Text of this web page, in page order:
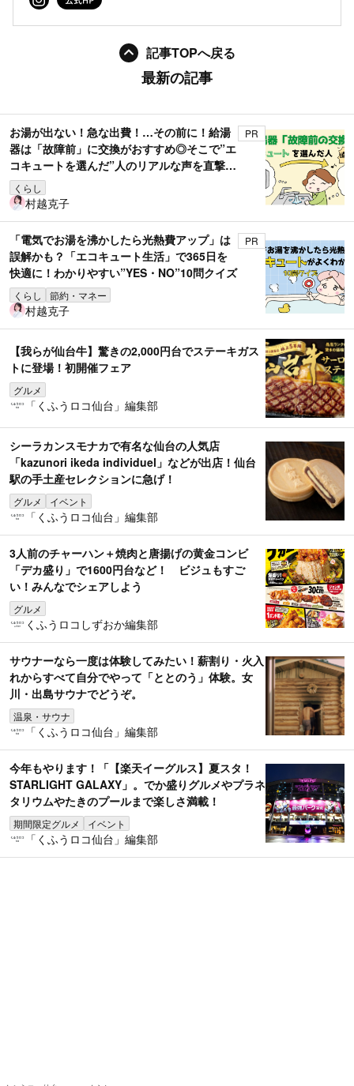
記事TOPへ戻る
最新の記事
お湯が出ない！急な出費！…その前に！給湯
器は「故障前」に交換がおすすめ◎そこで”エ
コキュートを選んだ”人のリアルな声を直撃取
材！
くらし
PR
村越克子
「電気でお湯を沸かしたら光熱費アップ」は
誤解かも？「エコキュート生活」で365日を
快適に！わかりやすい”YES・NO”10問クイズ
くらし 節約・マネー
PR
村越克子
【我らが仙台牛】驚きの2,000円台でステーキガス
トに登場！初開催フェア
グルメ
「くふうロコ仙台」編集部
シーラカンスモナカで有名な仙台の人気店
「kazunori ikeda individuel」などが出店！仙台
駅の手土産セレクションに急げ！
グルメ イベント
「くふうロコ仙台」編集部
3人前のチャーハン＋焼肉と唐揚げの黄金コンビ
「デカ盛り」で1600円台など！ ビジュもすご
い！みんなでシェアしよう
グルメ
くふうロコしずおか編集部
サウナーなら一度は体験してみたい！薪割り・火入
れからすべて自分でやって「ととのう」体験。女
川・出島サウナでどうぞ。
温泉・サウナ
「くふうロコ仙台」編集部
今年もやります！「【楽天イーグルス】夏スタ！
STARLIGHT GALAXY」。でか盛りグルメやプラネ
タリウムやたきのプールまで楽しさ満載！
期間限定グルメ イベント
「くふうロコ仙台」編集部